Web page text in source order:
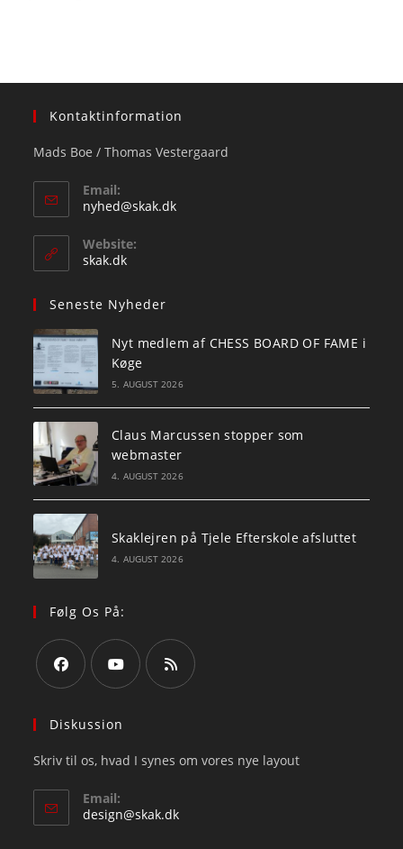
Kontaktinformation
Mads Boe / Thomas Vestergaard
Email:
nyhed@skak.dkOpens
Website:
skak.dk
Seneste Nyheder
Nyt medlem af CHESS BOARD OF FAME i
Køge
5. AUGUST 2026
Claus Marcussen stopper som
webmaster
4. AUGUST 2026
Skaklejren på Tjele Efterskole afsluttet
4. AUGUST 2026
Følg Os På:
in
new
tab
in
new
new
Diskussion
Skriv til os, hvad I synes om vores nye layout
Email:
design@skak.dkOpens